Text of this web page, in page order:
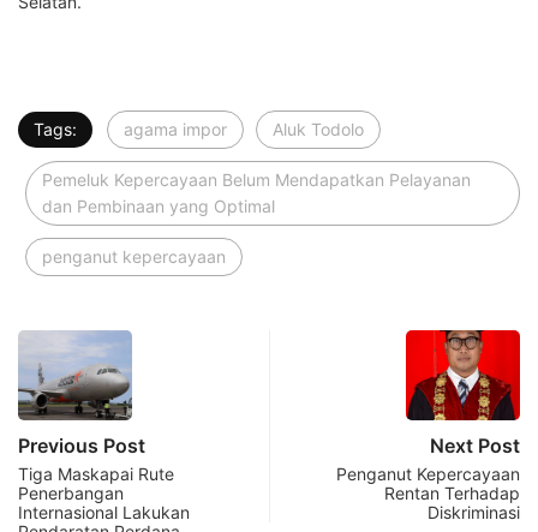
Tags: agama impor Aluk Todolo
Pemeluk Kepercayaan Belum Mendapatkan Pelayanan
dan Pembinaan yang Optimal
penganut kepercayaan
Previous Post
Tiga Maskapai Rute
Penerbangan
Internasional Lakukan
Next Post
Penganut Kepercayaan
Rentan Terhadap
Diskriminasi